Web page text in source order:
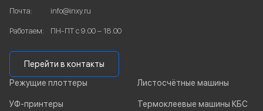
Режущие плоттеры
УФ-принтеры
Листосчётные машины
Термоклеевые машины КБС
Почта: info@inxy.ru
Работаем: ПН-ПТ с 9.00 – 18.00
Перейти в контакты